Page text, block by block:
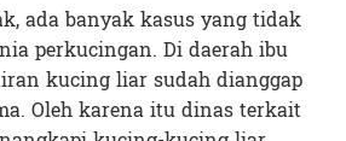
ada banyak kasus yang tidak
perkucingan. Di daerah ibu
kucing liar sudah dianggap
Oleh karena itu dinas terkait